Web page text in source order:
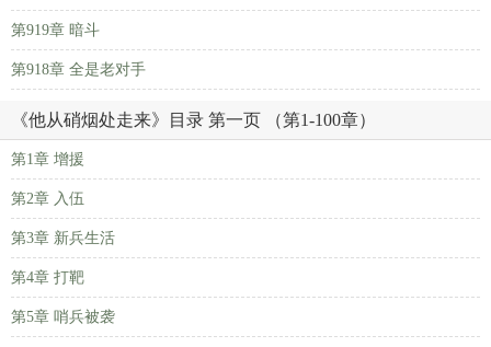
第919章 暗斗
第918章 全是老对手
《他从硝烟处走来》目录 第一页 （第1-100章）
第1章 增援
第2章 入伍
第3章 新兵生活
第4章 打靶
第5章 哨兵被袭